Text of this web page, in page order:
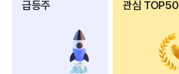
급등주 관심 TOP50